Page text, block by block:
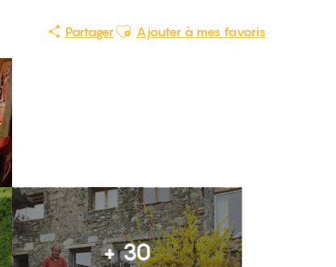
PartagerAjouter aux favoris
Ajouter à mes favoris
+ 30